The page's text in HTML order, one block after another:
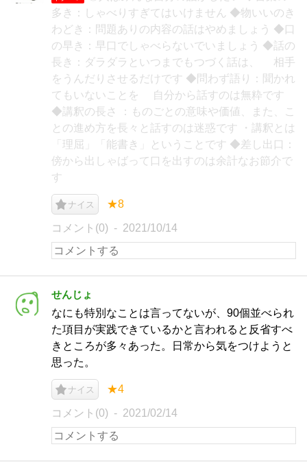
多き：しゃべりすぎてはいけません ◆物いいのき
わどき：問題ありの内容の話はやめましょう ◆口
の早き：早口でしゃべらないでいましょう ◆話の
長き：ダラダラといつまでもつづく話は、 相手
をうんだりさせるだけです ◆問わず語り：聞かれ
てもいないことを 自分から話すのは無粋です
◆講釈の長さ ：ものごとの意味や価値、また、こ
との進め方を長々と話すのは迷惑です ・講釈とは
「理屈」「能書き」ということです ◆差し出口：
傍から出しゃばって口を出すのは余計なお節介で
す
ナイス ★8
コメント(0) 2021/10/14
せんじょ
なにも特別なことは言ってないが、90個並べられ
た項目が実践できているかと言われると反省すべ
きところが多々あった。日常から気をつけようと
思った。
ナイス ★4
コメント(0) 2021/02/14